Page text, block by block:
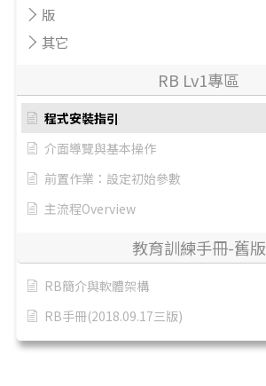
版
其它
RB Lv1專區
程式安裝指引
介面導覽與基本操作
前置作業：設定初始參數
主流程Overview
教育訓練手冊-舊版
RB簡介與軟體架構
RB手冊(2018.09.17三版)